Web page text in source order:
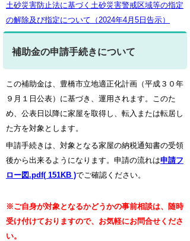
土砂災害防止法に基づく土砂災害警戒区域等の指定
の解除及び指定について（2024年4月5日告示）
補助金の申請手続きについて
この補助金は、豊橋市立地適正化計画（平成３０年
９月１日公表）に基づき、運用されます。このた
め、公表日以降に家屋を取得し、転入または転居し
た方を対象とします。
申請手続きは、対象となる家屋の納税通知書の受領
後から出来るようになります。 申請の流れは申請フ
ロー図.pdf( 151KB )でご確認ください。
※ご自身が対象となるかどうかの事前相談は、随時
受け付けておりますので、お気軽にお問合せくださ
い。